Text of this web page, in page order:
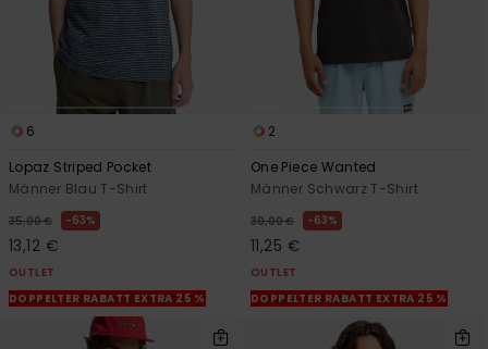
6
Lopaz Striped Pocket
Männer Blau T-Shirt
35,00 € 63%
13,12 €
OUTLET
DOPPELTER RABATT EXTRA 25 %
2
One Piece Wanted
Männer Schwarz T-Shirt
30,00 € 63%
11,25 €
OUTLET
DOPPELTER RABATT EXTRA 25 %